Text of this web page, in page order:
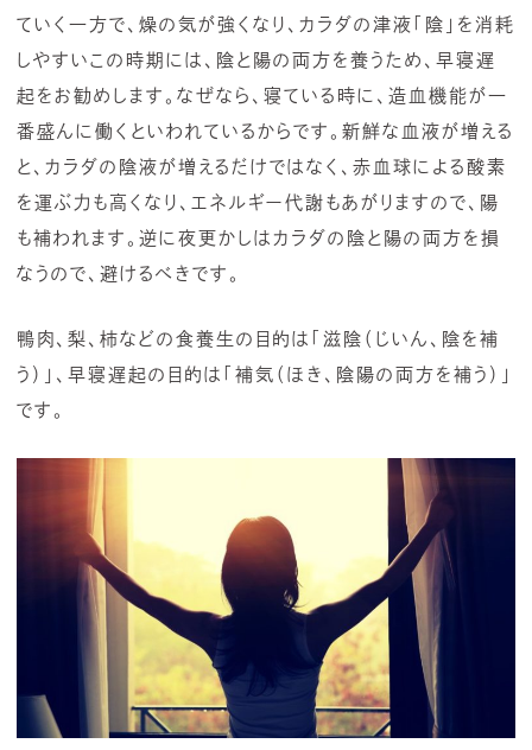
ていく一方で、燥の気が強くなり、カラダの津液「陰」を消耗
しやすいこの時期には、陰と陽の両方を養うため、早寝遅
起をお勧めします。なぜなら、寝ている時に、造血機能が一
番盛んに働くといわれているからです。新鮮な血液が増える
と、カラダの陰液が増えるだけではなく、赤血球による酸素
を運ぶ力も高くなり、エネルギー代謝もあがりますので、陽
も補われます。逆に夜更かしはカラダの陰と陽の両方を損
なうので、避けるべきです。
鴨肉、梨、柿などの食養生の目的は「滋陰（じいん、陰を補
う）」、早寝遅起の目的は「補気（ほき、陰陽の両方を補う）」
です。